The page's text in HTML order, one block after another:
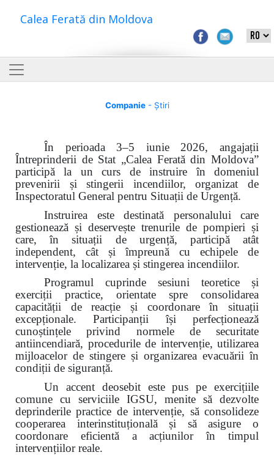
Calea Ferată din Moldova
Companie- Știri
În perioada 3–5 iunie 2026, angajații
Întreprinderii de Stat „Calea Ferată din Moldova”
participă la un curs de instruire în domeniul
prevenirii și stingerii incendiilor, organizat de
Inspectoratul General pentru Situații de Urgență.
Instruirea este destinată personalului care
gestionează și deservește trenurile de pompieri și
care, în situații de urgență, participă atât
independent, cât și împreună cu echipele de
intervenție, la localizarea și stingerea incendiilor.
Programul cuprinde sesiuni teoretice și
exerciții practice, orientate spre consolidarea
capacității de reacție și coordonare în situații
excepționale. Participanții își perfecționează
cunoștințele privind normele de securitate
antiincendiară, procedurile de intervenție, utilizarea
mijloacelor de stingere și organizarea evacuării în
condiții de siguranță.
Un accent deosebit este pus pe exercițiile
comune cu serviciile IGSU, menite să dezvolte
deprinderile practice de intervenție, să consolideze
cooperarea interinstituțională și să asigure o
coordonare eficientă a acțiunilor în timpul
intervențiilor reale.